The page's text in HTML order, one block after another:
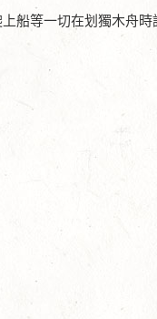
船等一切在划獨木舟時